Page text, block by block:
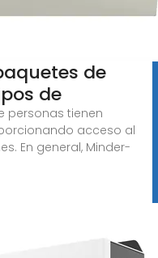
de
de
personas tienen
acceso al
En general, Minder-